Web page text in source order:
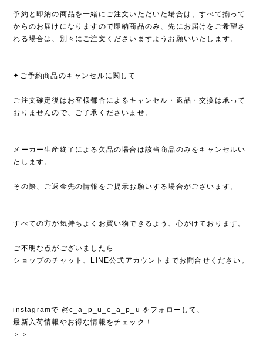
予約と即納の商品を一緒にご注文いただいた場合は、すべて揃って
からのお届けになりますので即納商品のみ、先にお届けをご希望さ
れる場合は、別々にご注文くださいますようお願いいたします。
✦ご予約商品のキャンセルに関して
ご注文確定後はお客様都合によるキャンセル・返品・交換は承って
おりませんので、ご了承くださいませ。
メーカー生産終了による欠品の場合は該当商品のみをキャンセルい
たします。
その際、ご返金先の情報をご提示お願いする場合がございます。
すべての方が気持ちよくお買い物できるよう、心がけております。
ご不明な点がございましたら
ショップのチャット、LINE公式アカウントまでお問合せください。
instagramで @c_a_p_u_c_a_p_u をフォローして、
最新入荷情報やお得な情報をチェック！
＞＞